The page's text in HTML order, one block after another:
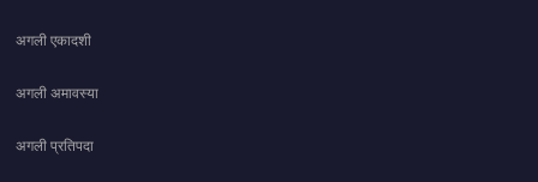
अगली एकादशी
अगली अमावस्या
अगली प्रतिपदा